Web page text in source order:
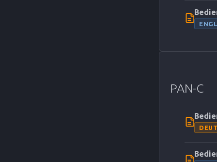
PAN-C